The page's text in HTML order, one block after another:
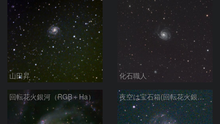
山田昇 化石職人
回転花火銀河（RGB＋Ha） 夜空は宝石箱(回転花火銀河 M101) Seestar50